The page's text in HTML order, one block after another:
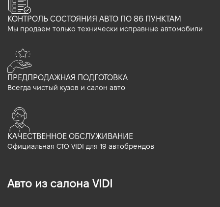
КОНТРОЛЬ СОСТОЯНИЯ АВТО ПО 86 ПУНКТАМ
Мы продаем только технически исправные автомобили
ПРЕДПРОДАЖНАЯ ПОДГОТОВКА
Всегда чистый кузов и салон авто
КАЧЕСТВЕННОЕ ОБСЛУЖИВАНИЕ
Официальная СТО VIDI для 19 автобрендов
Авто из салона VIDI